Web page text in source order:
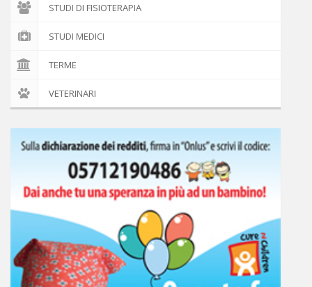
STUDI DI FISIOTERAPIA
STUDI MEDICI
TERME
VETERINARI